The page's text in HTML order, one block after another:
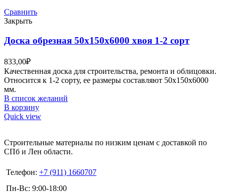
Сравнить
Закрыть
Доска обрезная 50х150х6000 хвоя 1-2 сорт
833,00₽
Качественная доска для строительства, ремонта и облицовки.
Относится к 1-2 сорту, ее размеры составляют 50х150х6000
мм.
В список желаний
В корзину
Quick view
Строительные материалы по низким ценам с доставкой по
СПб и Лен области.
Телефон: +7 (911) 1660707
Пн-Вс: 9:00-18:00